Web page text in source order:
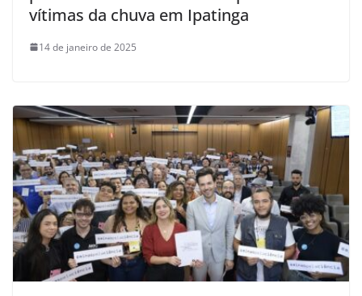
vítimas da chuva em Ipatinga
14 de janeiro de 2025